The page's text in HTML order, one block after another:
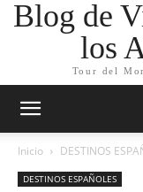
Blog de
los
Tour del
Inicio DESTINOS
DESTINOS ESPAÑOLES